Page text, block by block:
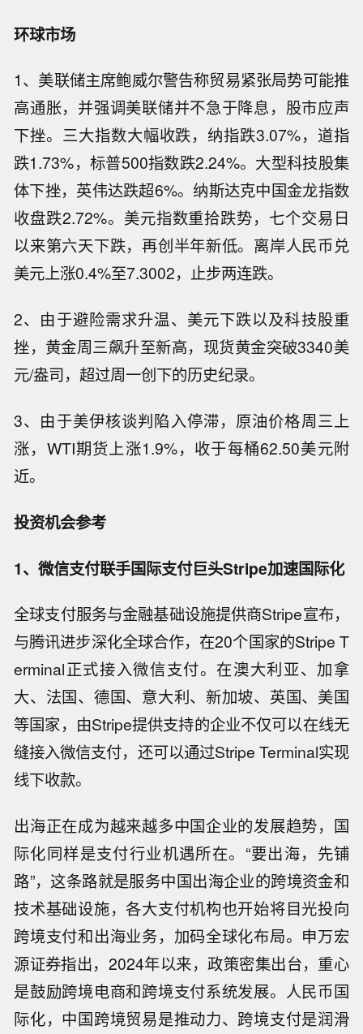
环球市场
1、美联储主席鲍威尔警告称贸易紧张局势可能推
高通胀，并强调美联储并不急于降息，股市应声
下挫。三大指数大幅收跌，纳指跌3.07%，道指
跌1.73%，标普500指数跌2.24%。大型科技股集
体下挫，英伟达跌超6%。纳斯达克中国金龙指数
收盘跌2.72%。美元指数重拾跌势，七个交易日
以来第六天下跌，再创半年新低。离岸人民币兑
美元上涨0.4%至7.3002，止步两连跌。
2、由于避险需求升温、美元下跌以及科技股重
挫，黄金周三飙升至新高，现货黄金突破3340美
元/盎司，超过周一创下的历史纪录。
3、由于美伊核谈判陷入停滞，原油价格周三上
涨，WTI期货上涨1.9%，收于每桶62.50美元附
近。
投资机会参考
1、微信支付联手国际支付巨头Stripe加速国际化
全球支付服务与金融基础设施提供商Stripe宣布，
与腾讯进步深化全球合作，在20个国家的Stripe T
erminal正式接入微信支付。在澳大利亚、加拿
大、法国、德国、意大利、新加坡、英国、美国
等国家，由Stripe提供支持的企业不仅可以在线无
缝接入微信支付，还可以通过Stripe Terminal实现
线下收款。
出海正在成为越来越多中国企业的发展趋势，国
际化同样是支付行业机遇所在。“要出海，先铺
路”，这条路就是服务中国出海企业的跨境资金和
技术基础设施，各大支付机构也开始将目光投向
跨境支付和出海业务，加码全球化布局。申万宏
源证券指出，2024年以来，政策密集出台，重心
是鼓励跨境电商和跨境支付系统发展。人民币国
际化，中国跨境贸易是推动力、跨境支付是润滑